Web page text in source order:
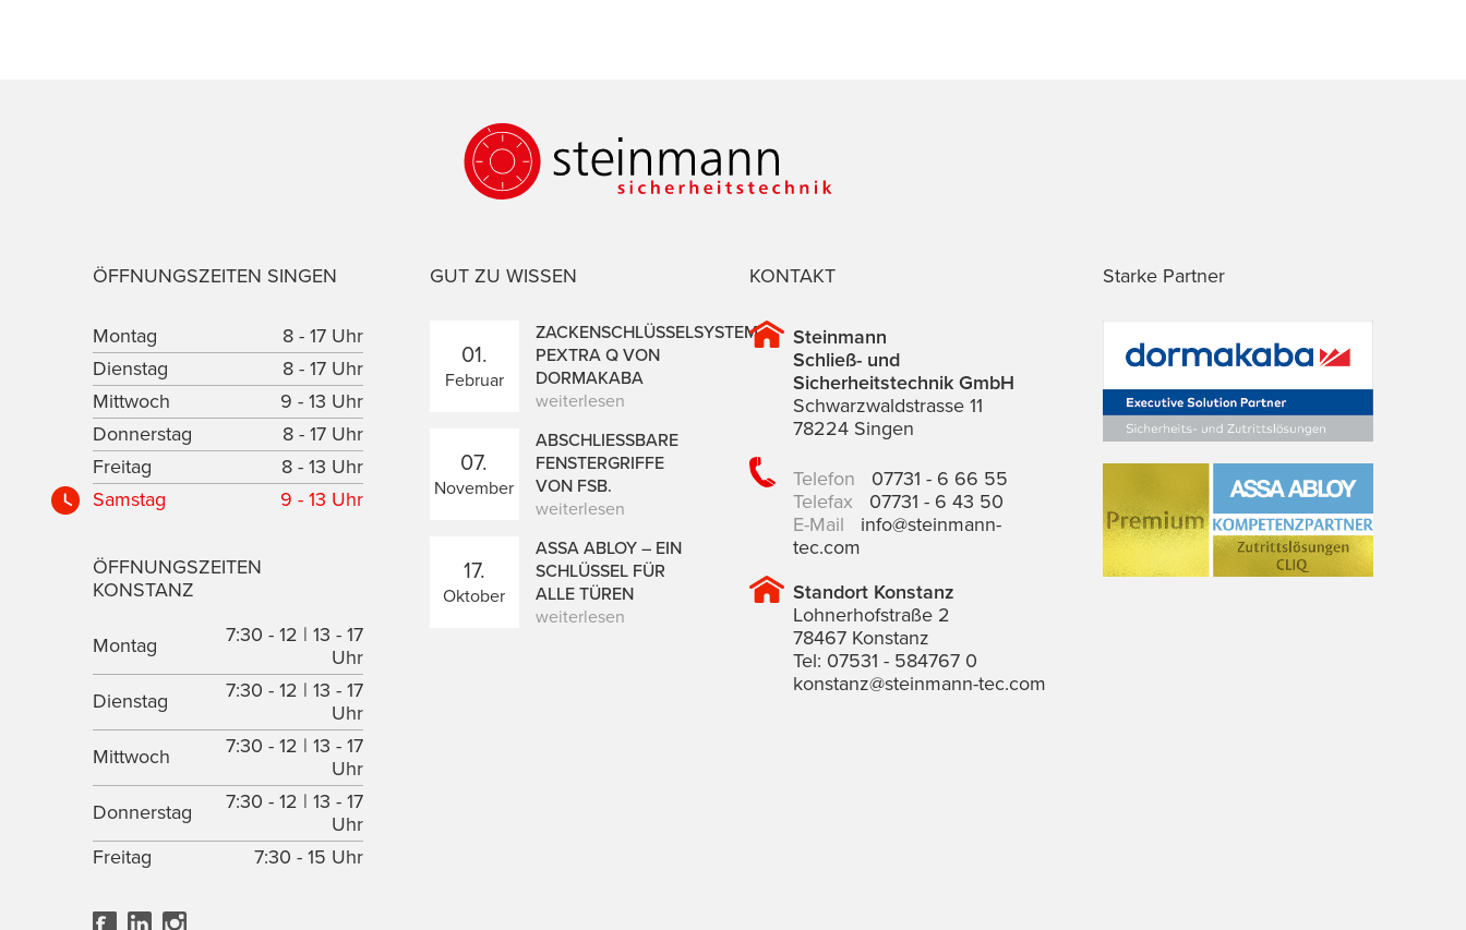
ÖFFNUNGSZEITEN SINGEN
Montag
8 - 17 Uhr
Dienstag
8 - 17 Uhr
Mittwoch
9 - 13 Uhr
Donnerstag
8 - 17 Uhr
Freitag
8 - 13 Uhr
Samstag
9 - 13 Uhr
ÖFFNUNGSZEITEN
KONSTANZ
Montag
7:30 - 12 | 13 - 17
Uhr
Dienstag
7:30 - 12 | 13 - 17
Uhr
Mittwoch
7:30 - 12 | 13 - 17
Uhr
Donnerstag
7:30 - 12 | 13 - 17
Uhr
Freitag
7:30 - 15 Uhr
GUT ZU WISSEN
01.
Februar
ZACKENSCHLÜSSELSYSTEM
PEXTRA Q VON
DORMAKABA
weiterlesen
07.
November
ABSCHLIESSBARE F
ENSTERGRIFFE V
ON FSB.
weiterlesen
17.
Oktober
ASSA ABLOY – EIN
SCHLÜSSEL FÜR
ALLE TÜREN
weiterlesen
KONTAKT
Steinmann
Schließ- und
Sicherheitstechnik GmbH
Schwarzwaldstrasse 11
78224 Singen
Telefon
07731 - 6 66 55
Telefax
07731 - 6 43 50
E-Mail
info@steinmann-
tec.com
Standort Konstanz
Lohnerhofstraße 2
78467 Konstanz
Tel: 07531 - 584767 0
konstanz@steinmann-tec.com
Starke Partner